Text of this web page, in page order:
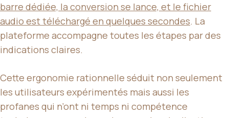
barre dédiée, la conversion se lance, et le fichier
audio est téléchargé en quelques secondes. La
plateforme accompagne toutes les étapes par des
indications claires.
Cette ergonomie rationnelle séduit non seulement
les utilisateurs expérimentés mais aussi les
profanes qui n’ont ni temps ni compétence